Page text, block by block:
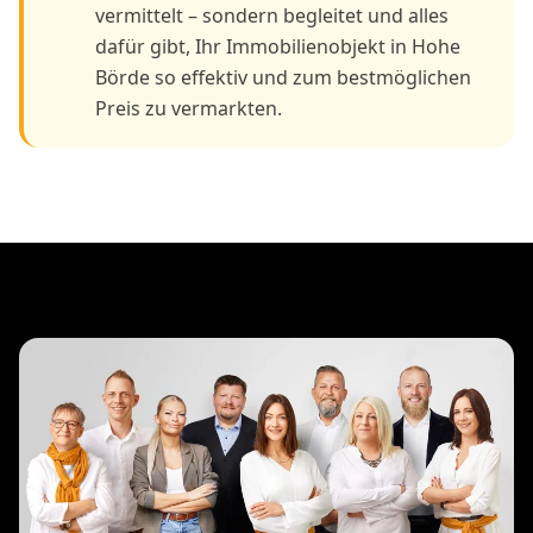
vermittelt – sondern begleitet und alles
dafür gibt, Ihr Immobilienobjekt in Hohe
Börde so effektiv und zum bestmöglichen
Preis zu vermarkten.